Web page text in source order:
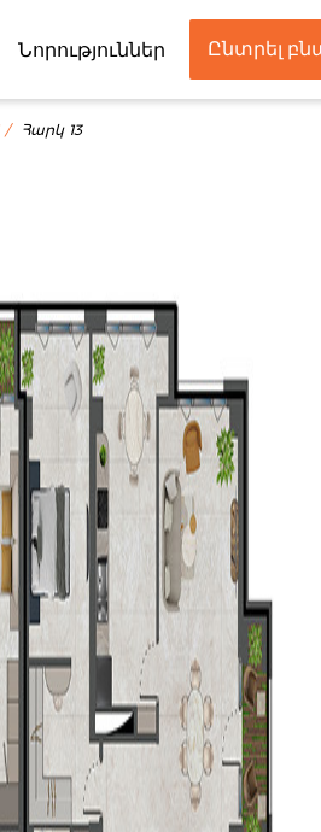
Նորություններ Ընտրել
Հարկ 13